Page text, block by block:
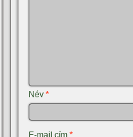
Név*
E-mail cím*